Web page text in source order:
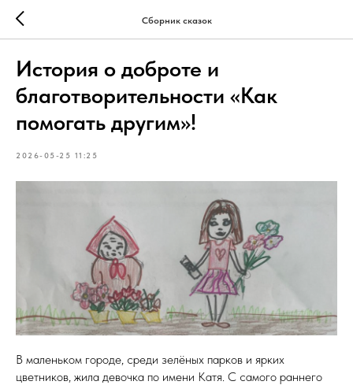
Сборник сказок
История о доброте и
благотворительности «Как
помогать другим»!
2026-05-25 11:25
В маленьком городе, среди зелёных парков и ярких
цветников, жила девочка по имени Катя. С самого раннего